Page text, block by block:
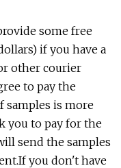
some free
if you have a
other courier
to pay the
samples is more
you to pay for the
send the samples
you don't have